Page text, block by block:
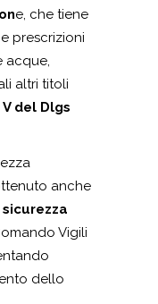
e, che tiene
prescrizioni
acque,
altri titoli
del Dlgs
anche
Vigili
dello